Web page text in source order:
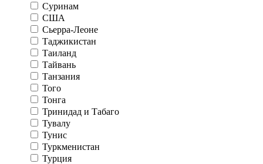
Суринам
США
Сьерра-Леоне
Таджикистан
Таиланд
Тайвань
Танзания
Того
Тонга
Тринидад и Табаго
Тувалу
Тунис
Туркменистан
Турция